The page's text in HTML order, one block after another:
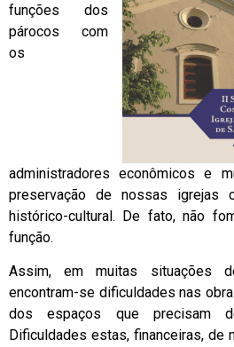
funções dos
párocos com
os
administradores econômicos e
preservação de nossas igrejas
histórico-cultural. De fato, não
função.
Assim, em muitas situações
encontram-se dificuldades nas
dos espaços que precisam
Dificuldades estas, financeiras, de